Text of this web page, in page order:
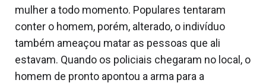
mulher a todo momento. Populares tentaram
conter o homem, porém, alterado, o indivíduo
também ameaçou matar as pessoas que ali
estavam. Quando os policiais chegaram no local, o
homem de pronto apontou a arma para a